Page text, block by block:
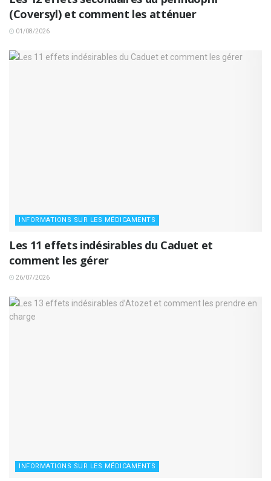
(Coversyl) et comment les atténuer
01/08/2026
INFORMATIONS SUR LES MÉDICAMENTS
Les 11 effets indésirables du Caduet et
comment les gérer
26/07/2026
INFORMATIONS SUR LES MÉDICAMENTS